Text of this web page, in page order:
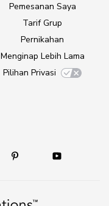
Pemesanan Saya
Tarif Grup
Pernikahan
Menginap Lebih Lama
Pilihan Privasi